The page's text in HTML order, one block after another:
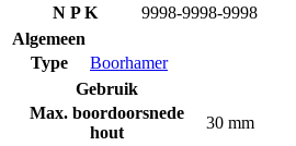
N P K
9998-9998-9998
Algemeen
Type
Boorhamer
Gebruik
Max. boordoorsnede
hout
30 mm